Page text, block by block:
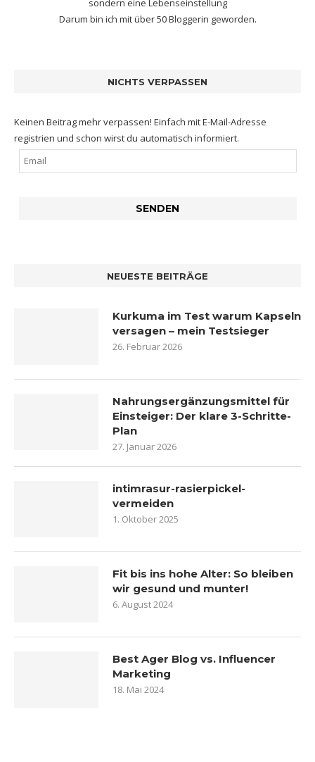
sondern eine Lebenseinstellung
Darum bin ich mitüber 50 Bloggerin geworden.
NICHTS VERPASSEN
Keinen Beitrag mehr verpassen! Einfach mit E-Mail-Adresse
registrien und schon wirst du automatisch informiert.
NEUESTE BEITRÄGE
Kurkuma im Test warum Kapseln
versagen – mein Testsieger
26. Februar 2026
Nahrungsergänzungsmittel für
Einsteiger: Der klare 3-Schritte-
Plan
27. Januar 2026
intimrasur-rasierpickel-
vermeiden
1. Oktober 2025
Fit bis ins hohe Alter: So bleiben
wir gesund und munter!
6. August 2024
Best Ager Blog vs. Influencer
Marketing
18. Mai 2024